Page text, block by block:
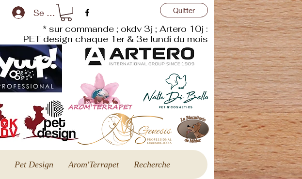
Se connecter Quitter
* sur commande ; okdv 3j ; Artero 10j :
PET design chaque 1er & 3e lundi du mois
Pet Design Arom'Terrapet Recherche